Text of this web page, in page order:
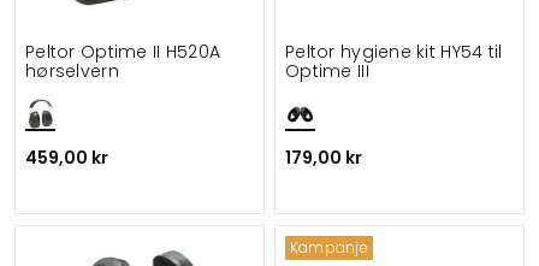
Peltor Optime II H520A
hørselvern
459,00 kr
Peltor hygiene kit HY54 til
Optime III
179,00 kr
Kampanje